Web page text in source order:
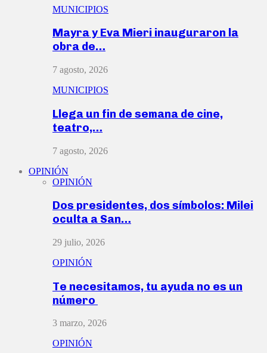
MUNICIPIOS
Mayra y Eva Mieri inauguraron la
obra de…
7 agosto, 2026
MUNICIPIOS
Llega un fin de semana de cine,
teatro,…
7 agosto, 2026
OPINIÓN
OPINIÓN
Dos presidentes, dos símbolos: Milei
oculta a San…
29 julio, 2026
OPINIÓN
Te necesitamos, tu ayuda no es un
número
3 marzo, 2026
OPINIÓN